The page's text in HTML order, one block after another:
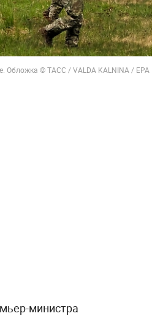
Обложка © ТАСС / VALDA KALNINA / ЕРА
министра